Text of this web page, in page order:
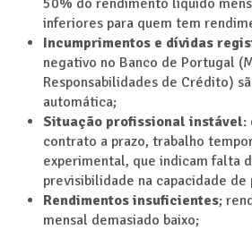
50% do rendimento líquido
inferiores para quem tem
Incumprimentos e dívidas
negativo no Banco de Portugal
Responsabilidades de Crédito)
automática;
Situação profissional instável:
contrato a prazo, trabalho
experimental, que indicam falta
previsibilidade na capacidade de
Rendimentos insuficientes;
mensal demasiado baixo;